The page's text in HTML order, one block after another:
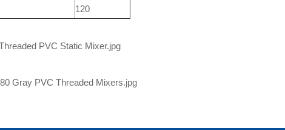
120